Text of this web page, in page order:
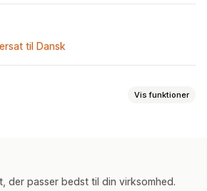
til Dansk
Vis funktioner
der passer bedst til din virksomhed.